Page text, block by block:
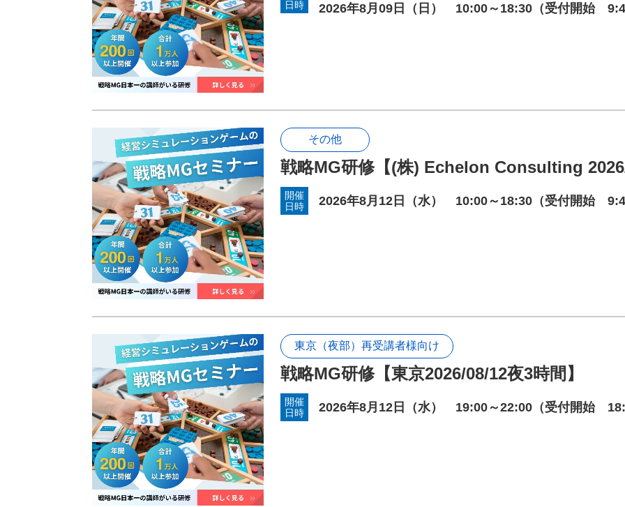
日時
2026年8月09日（日） 10:00～18:30（受付開始
その他
戦略MG研修【(株) Echelon Consulting
開催
日時
2026年8月12日（水） 10:00～18:30（受付開始
東京（夜部）再受講者様向け
戦略MG研修【東京2026/08/12夜3時間】
開催
日時
2026年8月12日（水） 19:00～22:00（受付開始